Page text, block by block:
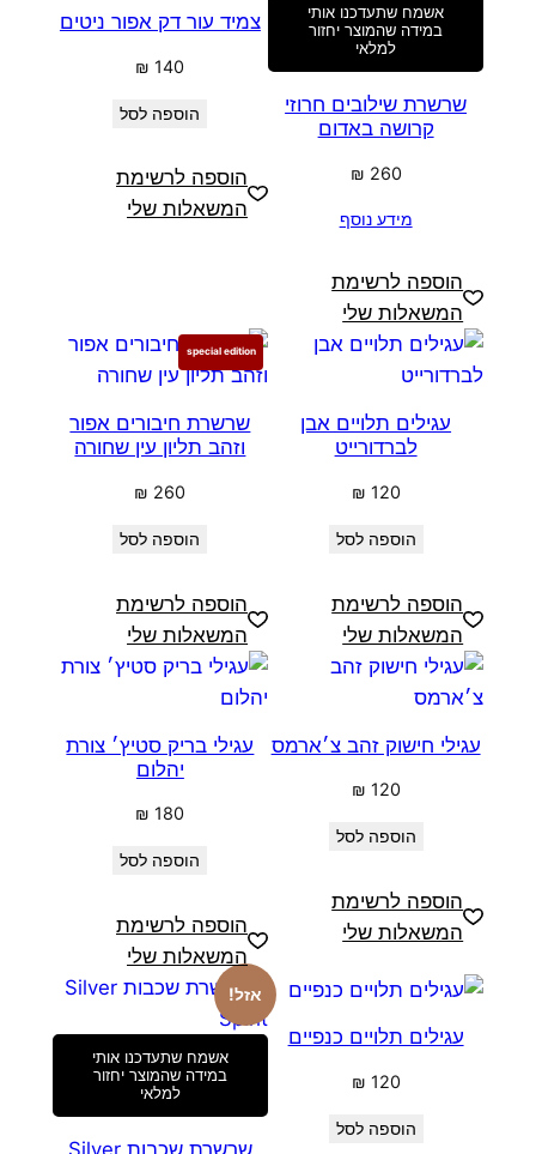
אשמח שתעדכנו אותי
במידה שהמוצר יחזור
למלאי
שרשרת שילובים חרוזי
קרושה באדום
₪ 260
מידע נוסף
הוספה לרשימת
המשאלות שלי
צמיד עור דק אפור ניטים
₪ 140
הוספה לסל
הוספה לרשימת
המשאלות שלי
עגילים תלויים אבן
לברדורייט
₪ 120
הוספה לסל
הוספה לרשימת
המשאלות שלי
special edition
שרשרת חיבורים אפור
וזהב תליון עין שחורה
₪ 260
הוספה לסל
הוספה לרשימת
המשאלות שלי
עגילי חישוק זהב צ׳ארמס
₪ 120
הוספה לסל
הוספה לרשימת
המשאלות שלי
עגילי בריק סטיץ׳ צורת
יהלום
₪ 180
הוספה לסל
הוספה לרשימת
המשאלות שלי
עגילים תלויים כנפיים
₪ 120
הוספה לסל
אזל!
אשמח שתעדכנו אותי
במידה שהמוצר יחזור
למלאי
שרשרת שכבות Silver